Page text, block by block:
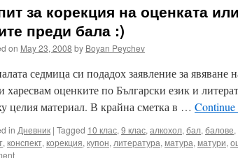
за корекция на оценката
преди бала :)
on May 23, 2008 by Boyan Peychev
седмица си подадох заявление за явяване
харесвам оценките по Български език и
целия материал. В крайна сметка в … Continue
in Дневник | Tagged 10 клас, 9 клас, алкохол, бал, балове,
, конспект, корекция, купон, литература, матура, матури,